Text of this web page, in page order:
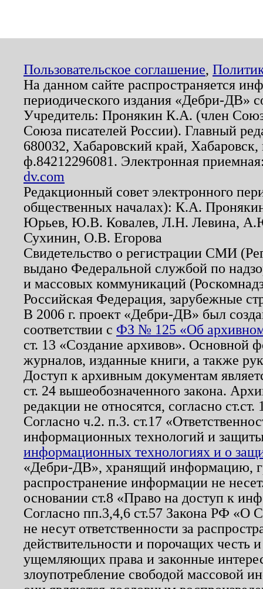
Пользовательское соглашение,
На данном сайте распространяется
периодического издания «Дебри-ДВ»
Учредитель: Пронякин К.А. (член
Союза писателей России). Главный
680032, Хабаровский край,
ф.84212296081. Электронная
dv.com
Редакционный совет электронного
общественных началах): К.А.
Юрьев, Ю.В. Ковалев, Л.Н. Левина,
Сухинин, О.В. Егорова
Свидетельство о регистрации СМИ
выдано Федеральной службой по
и массовых коммуникаций
Российская Федерация, зарубежные
В 2006 г. проект «Дебри-ДВ» был
соответствии с ФЗ № 125 «Об
ст. 13 «Создание архивов». Основной
журналов, изданные книги, а также
Доступ к архивным документам
ст. 24 вышеобозначенного закона.
редакции не относятся, согласно
Согласно ч.2. п.3. ст.17
информационных технологий и
информационных технологиях и о
«Дебри-ДВ», хранящий информацию,
распространение информации не
основании ст.8 «Право на доступ к
Согласно пп.3,4,6 ст.57 Закона РФ «О
не несут ответственности за
действительности и порочащих честь
ущемляющих права и законные
злоупотребление свободой массовой